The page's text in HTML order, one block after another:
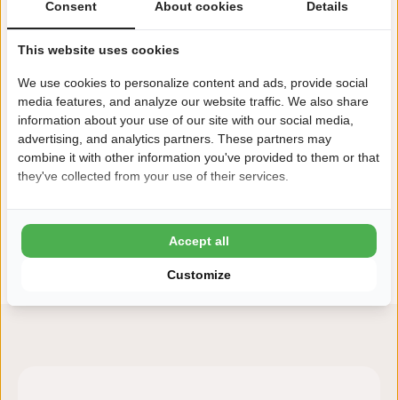
Mijn account
Veel gestelde vragen
Algemene voorwaarden
Privacy Policy
Consent About cookies Details
This website uses cookies
We use cookies to personalize content and ads, provide social
media features, and analyze our website traffic. We also share
information about your use of our site with our social media,
advertising, and analytics partners. These partners may
combine it with other information you've provided to them or that
they've collected from your use of their services.
Customize
Accept all